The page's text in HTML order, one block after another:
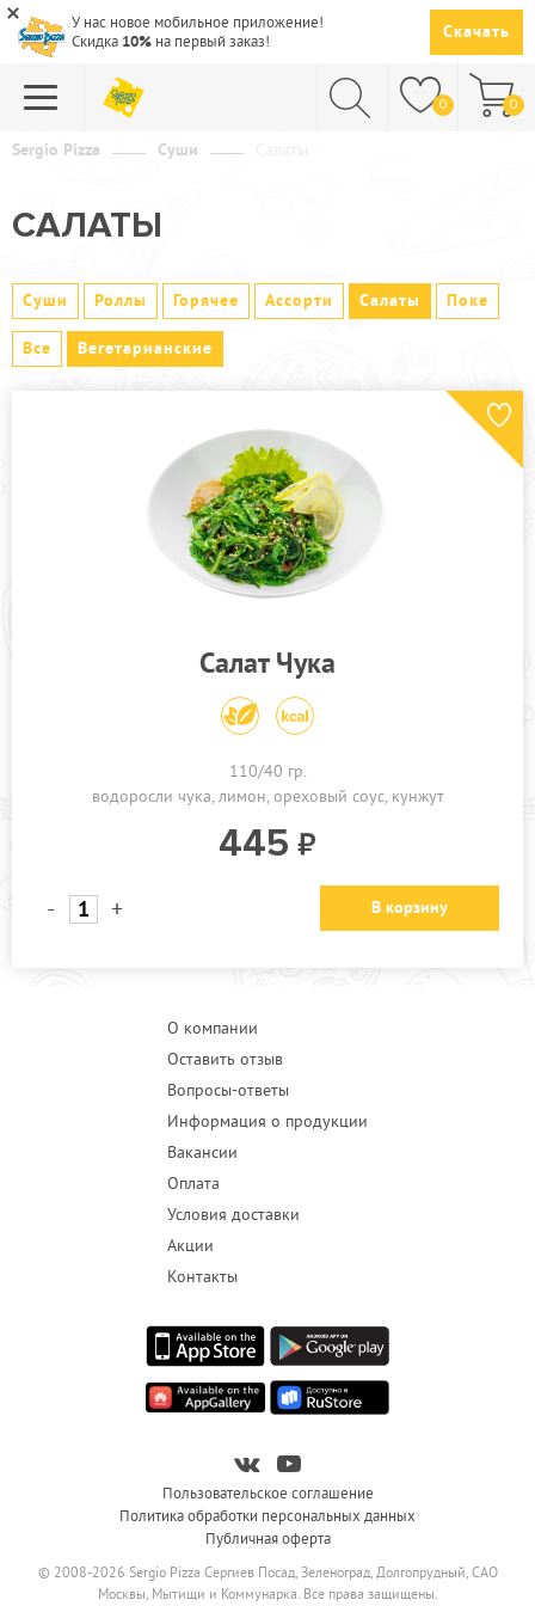
У нас новое мобильное приложение!
Скидка 10% на первый заказ! Скачать
0 0
ПАСТА
ГОРЯЧЕЕ
НАПИТКИ
ДЕСЕРТЫ
ПРОЧЕЕ
АКЦИИ
Sergio Pizza Суши
САЛАТЫ
Суши Роллы Горячее Ассорти Салаты Поке
Все Вегетарианские
Салат Чука
110/40 гр.
водоросли чука лимон ореховый соус кунжут
445
- + В корзину
О компании
Оставить отзыв
Вопросы-ответы
Информация о продукции
Вакансии
Оплата
Условия доставки
Акции
Контакты
Пользовательское соглашение
Политика обработки персональных данных
Публичная оферта
© 2008-2026 Sergio Pizza Сергиев Посад, Зеленоград, Долгопрудный, САО
Москвы, Мытищи и Коммунарка. Все права защищены.